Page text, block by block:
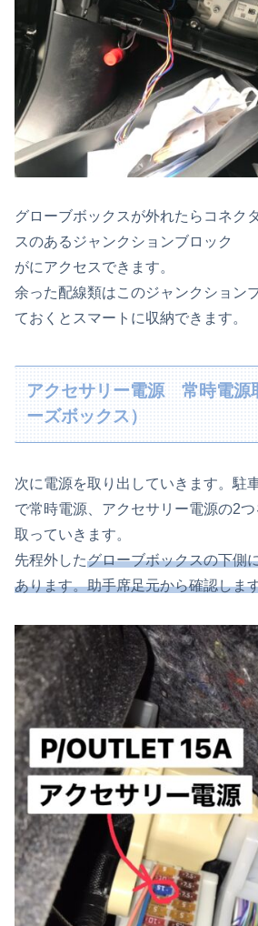
グローブボックスが外れたらコネク
スのあるジャンクションブロック
がにアクセスできます。
余った配線類はこのジャンクション
ておくとスマートに収納できます。
アクセサリー電源 常時電源
ーズボックス）
次に電源を取り出していきます。駐
で常時電源、アクセサリー電源の2つ
取っていきます。
先程外したグローブボックスの下側
あります。助手席足元から確認しま